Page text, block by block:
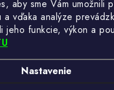
aby sme Vám umožnili
vďaka analýze
jeho funkcie, výkon a
Nastavenie
Začnite s prípravou
Recenzie obchodu